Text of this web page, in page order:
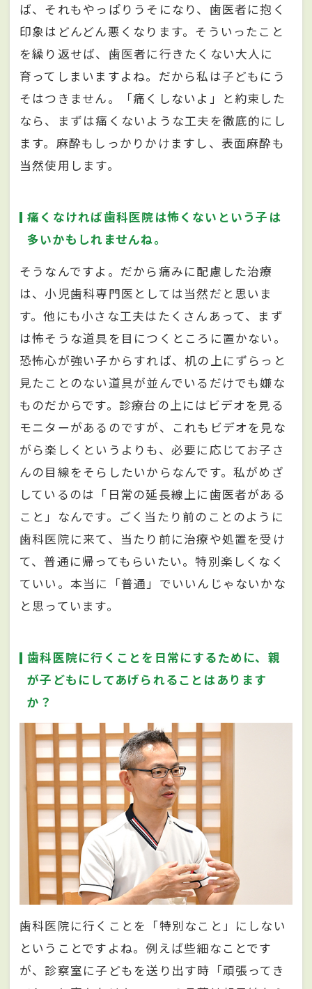
ば、それもやっぱりうそになり、歯医者に抱く
印象はどんどん悪くなります。そういったこと
を繰り返せば、歯医者に行きたくない大人に
育ってしまいますよね。だから私は子どもにう
そはつきません。「痛くしないよ」と約束した
なら、まずは痛くないような工夫を徹底的にし
ます。麻酔もしっかりかけますし、表面麻酔も
当然使用します。
痛くなければ歯科医院は怖くないという子は
多いかもしれませんね。
そうなんですよ。だから痛みに配慮した治療
は、小児歯科専門医としては当然だと思いま
す。他にも小さな工夫はたくさんあって、まず
は怖そうな道具を目につくところに置かない。
恐怖心が強い子からすれば、机の上にずらっと
見たことのない道具が並んでいるだけでも嫌な
ものだからです。診療台の上にはビデオを見る
モニターがあるのですが、これもビデオを見な
がら楽しくというよりも、必要に応じてお子さ
んの目線をそらしたいからなんです。私がめざ
しているのは「日常の延長線上に歯医者がある
こと」なんです。ごく当たり前のことのように
歯科医院に来て、当たり前に治療や処置を受け
て、普通に帰ってもらいたい。特別楽しくなく
ていい。本当に「普通」でいいんじゃないかな
と思っています。
歯科医院に行くことを日常にするために、親
が子どもにしてあげられることはあります
か？
歯科医院に行くことを「特別なこと」にしない
ということですよね。例えば些細なことです
が、診察室に子どもを送り出す時「頑張ってき